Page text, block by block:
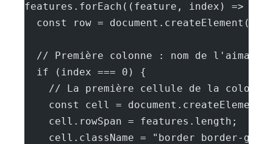
features.forEach((feature, index) => {
const row =
// Première colonne : nom de l'aimant
  if (index === 0) {
// La première cellule de la
const cell =
    cell.rowSpan = features.length;
cell.className = "border border-